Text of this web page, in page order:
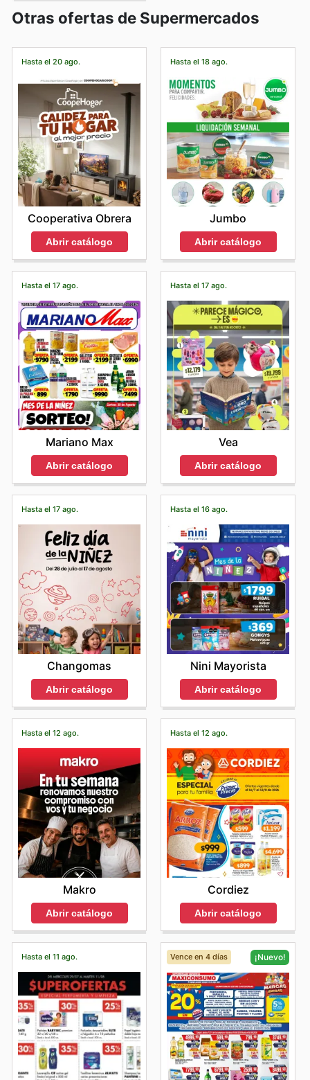
Otras ofertas de Supermercados
Hasta el 20 ago.
Cooperativa Obrera
Abrir catálogo
Hasta el 18 ago.
Jumbo
Abrir catálogo
Hasta el 17 ago.
Mariano Max
Abrir catálogo
Hasta el 17 ago.
Vea
Abrir catálogo
Hasta el 17 ago.
Changomas
Abrir catálogo
Hasta el 16 ago.
Nini Mayorista
Abrir catálogo
Hasta el 12 ago.
Makro
Abrir catálogo
Hasta el 12 ago.
Cordiez
Abrir catálogo
Hasta el 11 ago. Vence en 4 días ¡Nuevo!